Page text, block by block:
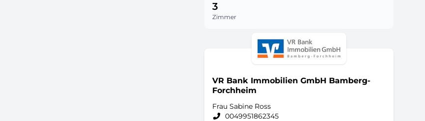
Zimmer
3
VR Bank Immobilien GmbH Bamberg-
Forchheim
Frau Sabine Ross
0049951862345